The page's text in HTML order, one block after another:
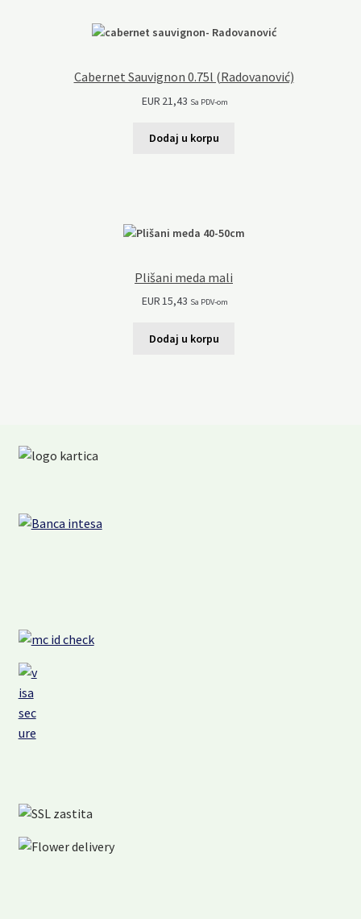
Cabernet Sauvignon 0.75l (Radovanović)
EUR 21,43 Sa PDV-om
Dodaj u korpu
Plišani meda mali
EUR15,43 Sa PDV-om
Dodaj u korpu